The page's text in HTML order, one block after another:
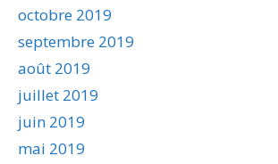
octobre 2019
septembre 2019
août 2019
juillet 2019
juin 2019
mai 2019